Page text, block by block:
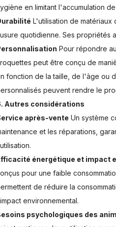
en limitant l'accumulation
L'utilisation de
quotidienne. Ses propriétés
Pour répondre
peut être conçu de
fonction de la taille, de l'âge ou
peuvent rendre le
Autres considérations
après-vente Un système
et les réparations,
énergétique et impact
pour une faible
de réduire la
environnemental.
psychologiques des